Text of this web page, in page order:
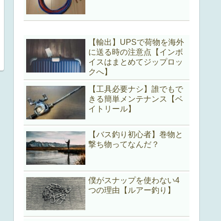
【輸出】UPSで荷物を海外
に送る時の注意点【インボ
イスはまとめてジップロッ
クへ】
【工具必要ナシ】誰でもで
きる簡単メンテナンス【ベ
イトリール】
【バス釣り初心者】巻物と
撃ち物ってなんだ？
僕がスナップを使わない4
つの理由【ルアー釣り】